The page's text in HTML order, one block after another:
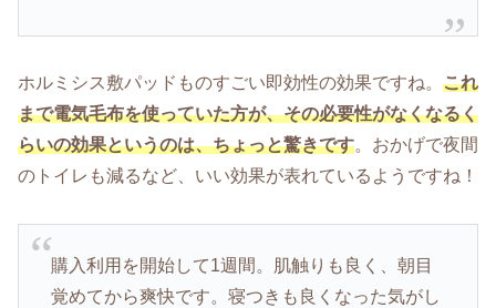
ホルミシス敷パッドものすごい即効性の効果ですね。 これ
まで電気毛布を使っていた方が、その必要性がなくなるく
らいの効果というのは、ちょっと驚きです。おかげで夜間
のトイレも減るなど、いい効果が表れているようですね！
購入利用を開始して1週間。肌触りも良く、朝目
覚めてから爽快です。寝つきも良くなった気がし